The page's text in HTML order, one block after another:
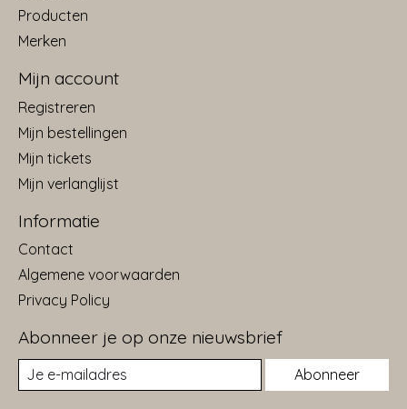
Producten
Merken
Mijn account
Registreren
Mijn bestellingen
Mijn tickets
Mijn verlanglijst
Informatie
Contact
Algemene voorwaarden
Privacy Policy
Abonneer je op onze nieuwsbrief
Abonneer